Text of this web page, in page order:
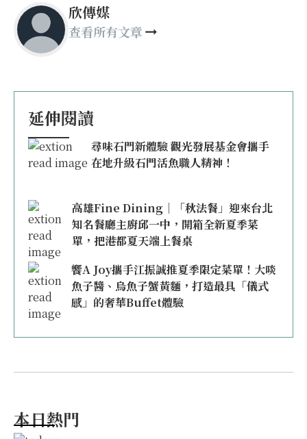
欣傳媒
查看所有文章
延伸閱讀
尋味石門新體驗 觀光發展基金會攜手
在地升級石門活魚職人精神！
高雄Fine Dining｜「秋法餐」迎來台北
知名餐廳主廚邱一中，開箱全新夏季菜
單，把港都夏天端上餐桌
饗A Joy攜手江振誠推夏季限定菜單！大啖
魚子醬、烏魚子蟹黃麵，打造最具「儀式
感」的奢華Buffet體驗
本日熱門